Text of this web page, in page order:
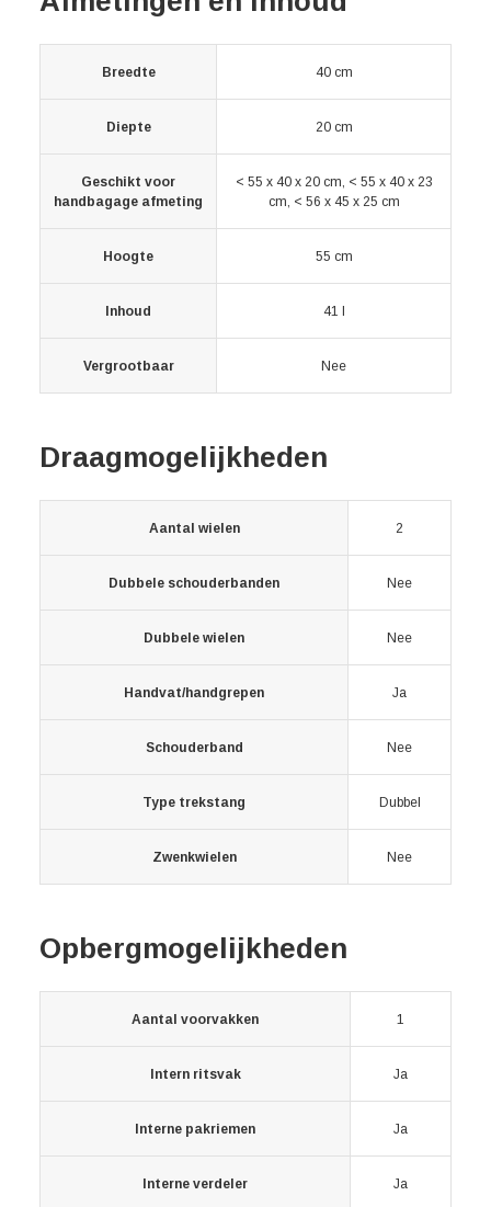
Breedte 40 cm
Diepte 20 cm
Geschikt voor
handbagage afmeting
< 55 x 40 x 20 cm, < 55 x 40 x 23
cm, < 56 x 45 x 25 cm
Hoogte 55 cm
Inhoud 41 l
Vergrootbaar Nee
Draagmogelijkheden
Aantal wielen 2
Dubbele schouderbanden Nee
Dubbele wielen Nee
Handvat/handgrepen Ja
Schouderband Nee
Type trekstang Dubbel
Zwenkwielen Nee
Opbergmogelijkheden
Aantal voorvakken 1
Intern ritsvak Ja
Interne pakriemen Ja
Interne verdeler Ja